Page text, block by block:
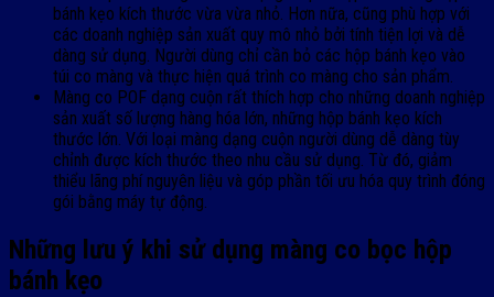
bánh kẹo kích thước vừa vừa nhỏ. Hơn nữa, cũng phù hợp với
các doanh nghiệp sản xuất quy mô nhỏ bởi tính tiện lợi và dễ
dàng sử dụng. Người dùng chỉ cần bỏ các hộp bánh kẹo vào
túi co màng và thực hiện quá trình co màng cho sản phẩm.
Màng co POF dạng cuộn rất thích hợp cho những doanh nghiệp
sản xuất số lượng hàng hóa lớn, những hộp bánh kẹo kích
thước lớn. Với loại màng dạng cuộn người dùng dễ dàng tùy
chỉnh được kích thước theo nhu cầu sử dụng. Từ đó, giảm
thiểu lãng phí nguyên liệu và góp phần tối ưu hóa quy trình đóng
gói bằng máy tự động.
Những lưu ý khi sử dụng màng co bọc hộp
bánh kẹo